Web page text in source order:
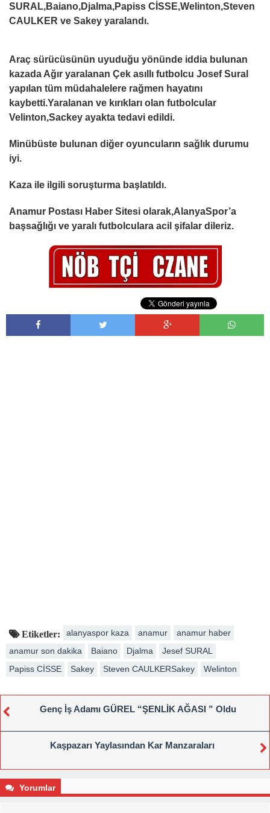
SURAL,Baiano,Djalma,Papiss CİSSE,Welinton,Steven
CAULKER ve Sakey yaralandı.
Araç sürücüsünün uyuduğu yönünde iddia bulunan
kazada Ağır yaralanan Çek asıllı futbolcu Josef Sural
yapılan tüm müdahalelere rağmen hayatını
kaybetti.Yaralanan ve kırıkları olan futbolcular
Velinton,Sackey ayakta tedavi edildi.
Minübüste bulunan diğer oyuncuların sağlık durumu
iyi.
Kaza ile ilgili soruşturma başlatıldı.
Anamur Postası Haber Sitesi olarak,AlanyaSpor’a
başsağlığı ve yaralı futbolculara acil şifalar dileriz.
Etiketler: alanyaspor kaza anamur
anamur haber
anamur son dakika
Baiano Djalma
Jesef SURAL
Papiss CİSSE
Sakey Steven CAULKERSakey Welinton
Genç İş Adamı GÜREL “ŞENLİK AĞASI ” Oldu
Kaşpazarı Yaylasından Kar Manzaraları
Yorumlar